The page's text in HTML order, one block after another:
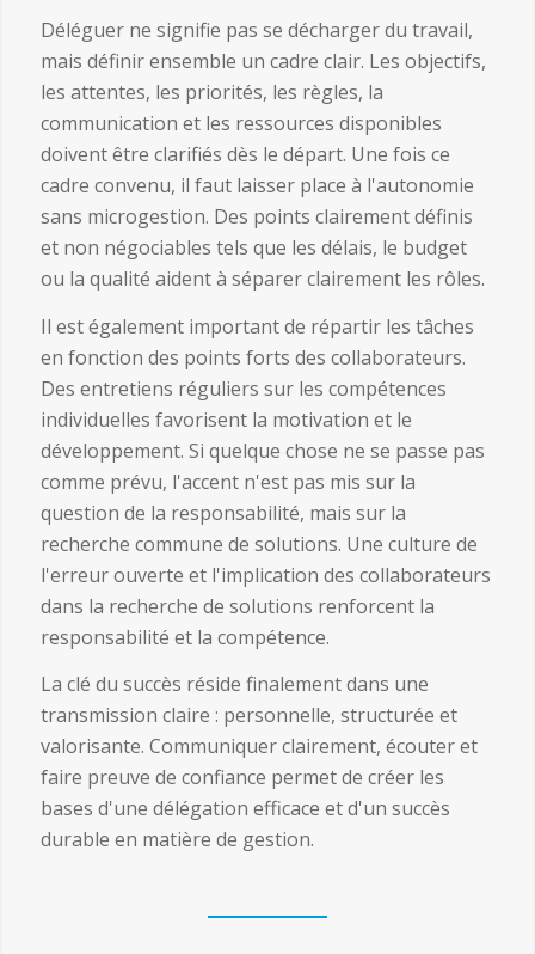
Déléguer ne signifie pas se décharger du travail,
mais définir ensemble un cadre clair. Les objectifs,
les attentes, les priorités, les règles, la
communication et les ressources disponibles
doivent être clarifiés dès le départ. Une fois ce
cadre convenu, il faut laisser place à l'autonomie
sans microgestion. Des points clairement définis
et non négociables tels que les délais, le budget
ou la qualité aident à séparer clairement les rôles.
Il est également important de répartir les tâches
en fonction des points forts des collaborateurs.
Des entretiens réguliers sur les compétences
individuelles favorisent la motivation et le
développement. Si quelque chose ne se passe pas
comme prévu, l'accent n'est pas mis sur la
question de la responsabilité, mais sur la
recherche commune de solutions. Une culture de
l'erreur ouverte et l'implication des collaborateurs
dans la recherche de solutions renforcent la
responsabilité et la compétence.
La clé du succès réside finalement dans une
transmission claire : personnelle, structurée et
valorisante. Communiquer clairement, écouter et
faire preuve de confiance permet de créer les
bases d'une délégation efficace et d'un succès
durable en matière de gestion.